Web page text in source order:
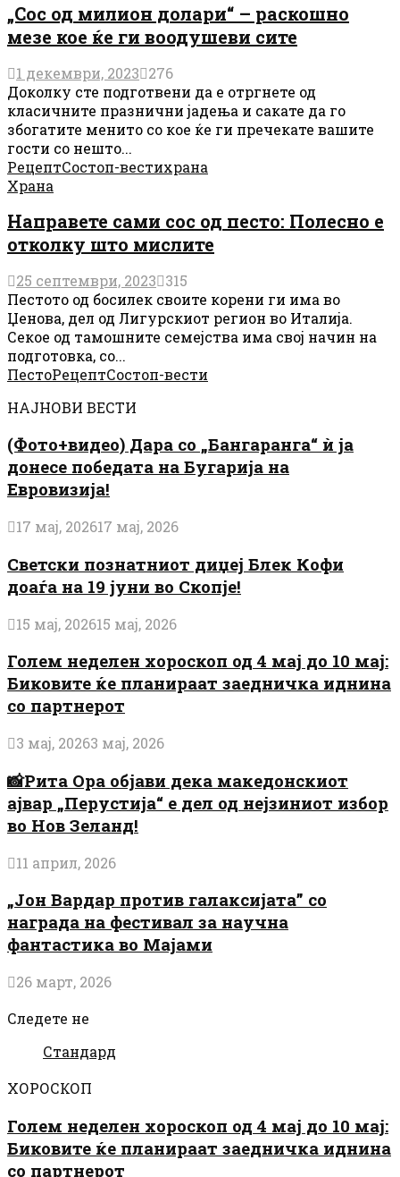
„Сос од милион долари“ – раскошно
мезе кое ќе ги воодушеви сите
1 декември, 2023 276
Доколку сте подготвени да e oтргнете од
класичните празнични јадења и сакате да го
збогатите менито со кое ќе ги пречекате вашите
гости со нешто...
РецептСостоп-вестихрана
Храна
Направете сами сос од песто: Полесно е
отколку што мислите
25 септември, 2023 315
Пестото од босилек своите корени ги има во
Џенова, дел од Лигурскиот регион во Италија.
Секое од тамошните семејства има свој начин на
подготовка, со...
ПестоРецептСостоп-вести
НАЈНОВИ ВЕСТИ
(Фото+видео) Дара со „Бангаранга“ ѝ ја
донесе победата на Бугарија на
Евровизија!
17 мај, 202617 мај, 2026
Светски познатниот диџеј Блек Кофи
доаѓа на 19 јуни во Скопје!
15 мај, 202615 мај, 2026
Голем неделен хороскоп од 4 мај до 10 мај:
Биковите ќе планираат заедничка иднина
со партнерот
3 мај, 20263 мај, 2026
📸Рита Ора објави дека македонскиот
ајвар „Перустија“ е дел од нејзиниот избор
во Нов Зеланд!
11 април, 2026
„Јон Вардар против галаксијата” со
награда на фестивал за научна
фантастика во Мајами
26 март, 2026
Следете не
Стандард
ХОРОСКОП
Голем неделен хороскоп од 4 мај до 10 мај:
Биковите ќе планираат заедничка иднина
со партнерот